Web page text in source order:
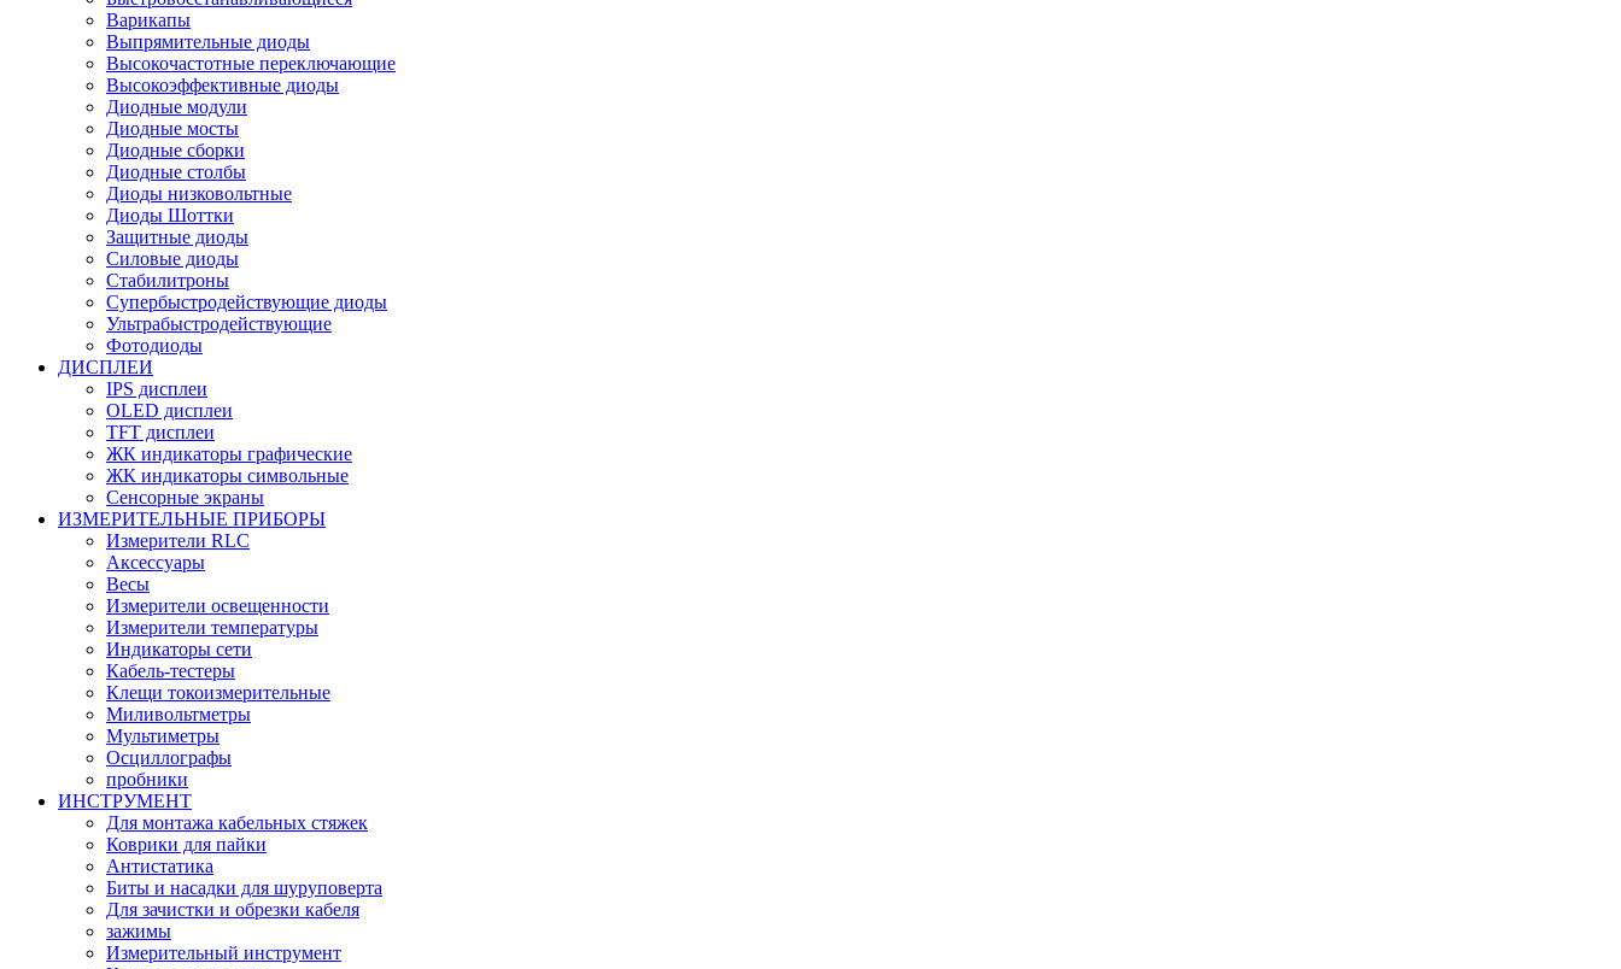
Варикапы
Выпрямительные диоды
Высокочастотные переключающие
Высокоэффективные диоды
Диодные модули
Диодные мосты
Диодные сборки
Диодные столбы
Диоды низковольтные
Диоды Шоттки
Защитные диоды
Силовые диоды
Стабилитроны
Супербыстродействующие диоды
Ультрабыстродействующие
Фотодиоды
ДИСПЛЕИ
IPS дисплеи
OLED дисплеи
TFT дисплеи
ЖК индикаторы графические
ЖК индикаторы символьные
Сенсорные экраны
ИЗМЕРИТЕЛЬНЫЕ ПРИБОРЫ
Измерители RLC
Аксессуары
Весы
Измерители освещенности
Измерители температуры
Индикаторы сети
Кабель-тестеры
Клещи токоизмерительные
Миливольтметры
Мультиметры
Осциллографы
пробники
ИНСТРУМЕНТ
Для монтажа кабельных стяжек
Коврики для пайки
Антистатика
Биты и насадки для шуруповерта
Для зачистки и обрезки кабеля
зажимы
Измерительный инструмент